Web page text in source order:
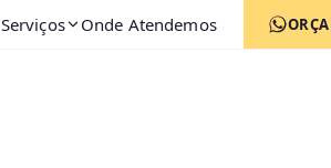
Serviços Onde Atendemos